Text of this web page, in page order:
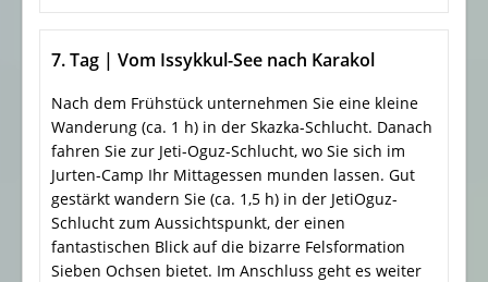
7. Tag | Vom Issykkul-See nach Karakol
Nach dem Frühstück unternehmen Sie eine kleine
Wanderung (ca. 1 h) in der Skazka-Schlucht. Danach
fahren Sie zur Jeti-Oguz-Schlucht, wo Sie sich im
Jurten-Camp Ihr Mittagessen munden lassen. Gut
gestärkt wandern Sie (ca. 1,5 h) in der JetiOguz-
Schlucht zum Aussichtspunkt, der einen
fantastischen Blick auf die bizarre Felsformation
Sieben Ochsen bietet. Im Anschluss geht es weiter